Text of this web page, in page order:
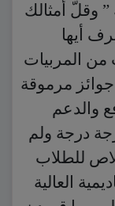
” وقلّ أمثالك
أيها
من المربيات
مرموقة
والدعم
درجة ولم
للطلاب
العالية